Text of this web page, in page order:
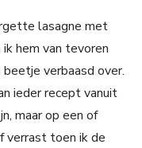
lasagne met
hem van tevoren
verbaasd over.
ieder recept vanuit
maar op een of
verrast toen ik de